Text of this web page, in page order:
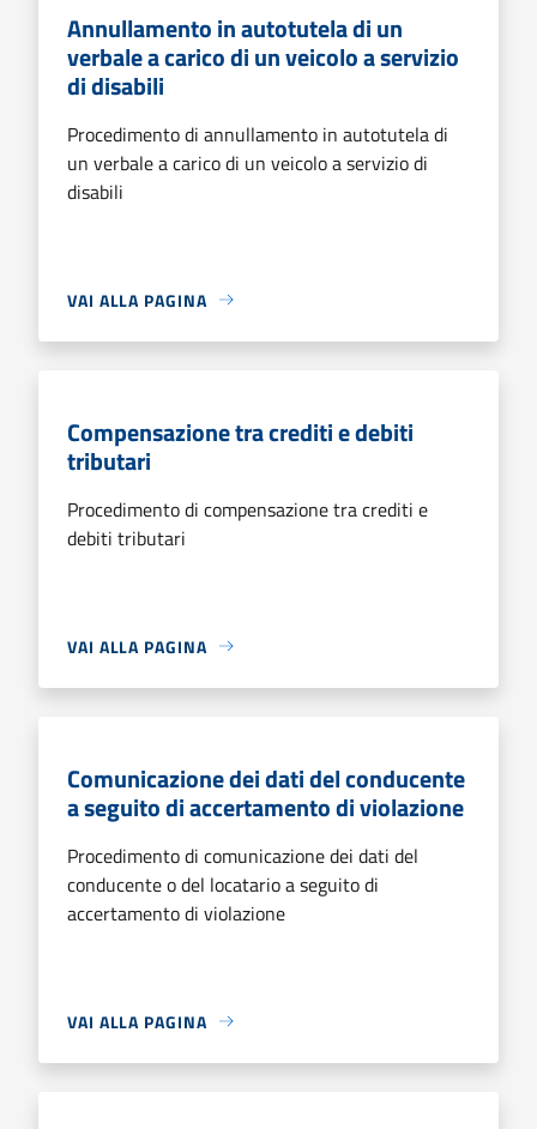
Annullamento in autotutela di un
verbale a carico di un veicolo a servizio
di disabili
Procedimento di annullamento in autotutela di
un verbale a carico di un veicolo a servizio di
disabili
VAI ALLA PAGINA
Compensazione tra crediti e debiti
tributari
Procedimento di compensazione tra crediti e
debiti tributari
VAI ALLA PAGINA
Comunicazione dei dati del conducente
a seguito di accertamento di violazione
Procedimento di comunicazione dei dati del
conducente o del locatario a seguito di
accertamento di violazione
VAI ALLA PAGINA